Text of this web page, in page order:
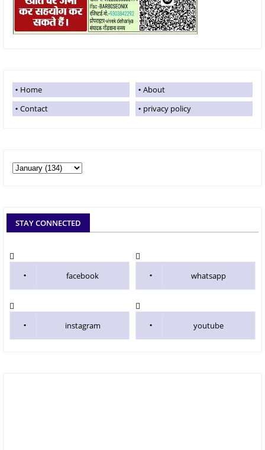
Home
About
Contact
privacy policy
STAY CONNECTED
facebook whatsapp
instagram youtube